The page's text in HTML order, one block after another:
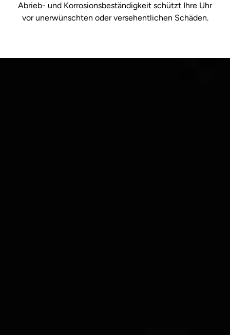
Abrieb- und Korrosionsbeständigkeit schützt Ihre Uhr
vor unerwünschten oder versehentlichen Schäden.